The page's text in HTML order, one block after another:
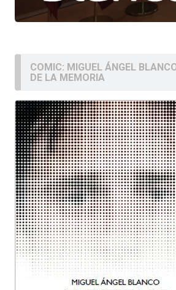
COMIC: MIGUEL ÁNGEL
DE LA MEMORIA